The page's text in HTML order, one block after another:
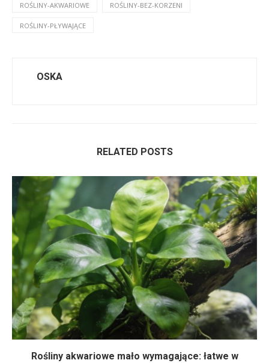
ROŚLINY-AKWARIOWE ROŚLINY-BEZ-KORZENI
ROŚLINY-PŁYWAJĄCE
OSKA
RELATED POSTS
Rośliny akwariowe mało wymagające: łatwe w